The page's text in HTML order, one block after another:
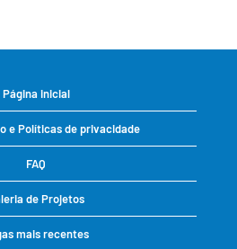
Página inicial
e Políticas de privacidade
FAQ
de Projetos
mais recentes